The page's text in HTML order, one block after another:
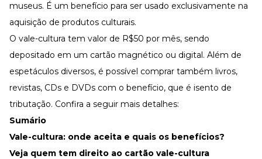
museus. É um benefício para ser usado exclusivamente na
aquisição de produtos culturais.
O vale-cultura tem valor de R$50 por mês, sendo
depositado em um cartão magnético ou digital. Além de
espetáculos diversos, é possível comprar também livros,
revistas, CDs e DVDs com o benefício, que é isento de
tributação. Confira a seguir mais detalhes:
Sumário
Vale-cultura: onde aceita e quais os benefícios?
Veja quem tem direito ao cartão vale-cultura